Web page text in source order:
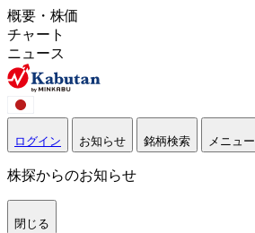
概要・株価
チャート
ニュース
ログイン お知らせ 銘柄検索 メニュー
株探からのお知らせ
閉じる